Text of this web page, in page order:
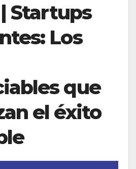
Startups
Los
que
el éxito